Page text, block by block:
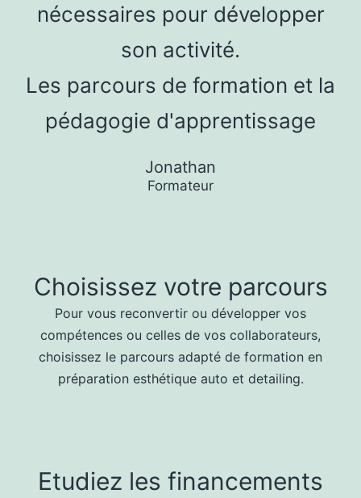
nécessaires pour développer
son activité.
Les parcours de formation et la
pédagogie d'apprentissage
Jonathan
Formateur
Choisissez votre parcours
Pour vous reconvertir ou développer vos
compétences ou celles de vos collaborateurs,
choisissez le parcours adapté de formation en
préparation esthétique auto et detailing.
Etudiez les financements